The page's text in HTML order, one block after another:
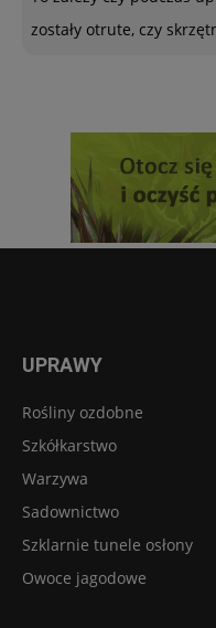
zostały otrute, czy
UPRAWY
Rośliny ozdobne
Szkółkarstwo
Warzywa
Sadownictwo
Szklarnie tunele osłony
Owoce jagodowe